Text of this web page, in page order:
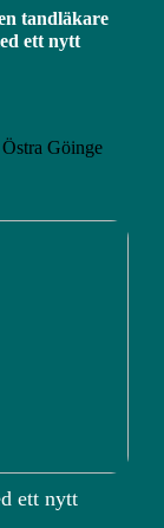
tandläkare
ett nytt
Göinge
ett nytt